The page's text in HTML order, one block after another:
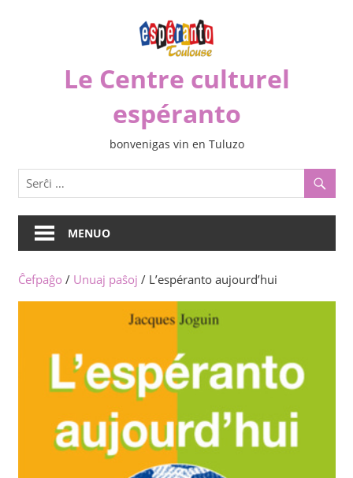
Le Centre culturel
espéranto
bonvenigas vin en Tuluzo
MENUO
Ĉefpaĝo / Unuaj paŝoj / L’espéranto aujourd’hui